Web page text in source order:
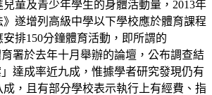
童及青少年學生的身體活動量，2013年
遂增列高級中學以下學校應於體育課程
排150分鐘體育活動，即所謂的
育署於去年十月舉辦的論壇，公布調查結
達成率近九成，惟據學者研究發現仍有
成，且有部分學校表示執行上有經費、指